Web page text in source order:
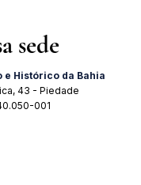
sede
Histórico da Bahia
43 - Piedade
001